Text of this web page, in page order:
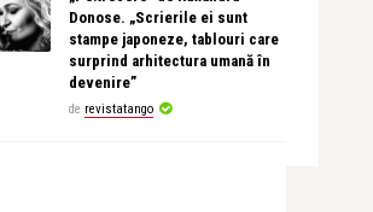
Donose. „Scrierile ei sunt
stampe japoneze, tablouri care
surprind arhitectura umană în
devenire”
de revistatango